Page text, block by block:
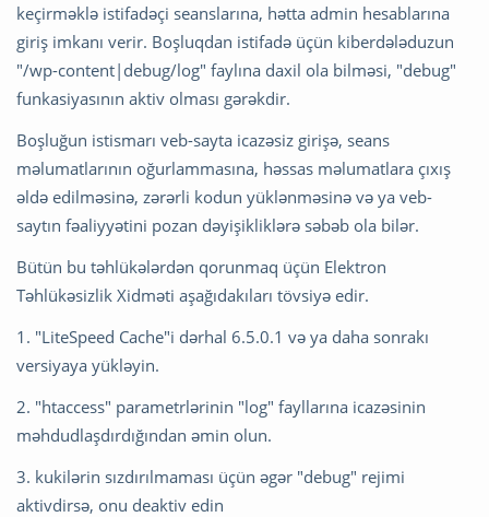
keçirməklə istifadəçi seanslarına, hətta admin hesablarına
giriş imkanı verir. Boşluqdan istifadə üçün kiberdələduzun
"/wp-content|debug/log" faylına daxil ola bilməsi, "debug"
funkasiyasının aktiv olması gərəkdir.
Boşluğun istismarı veb-sayta icazəsiz girişə, seans
məlumatlarının oğurlammasına, həssas məlumatlara çıxış
əldə edilməsinə, zərərli kodun yüklənməsinə və ya veb-
saytın fəaliyyətini pozan dəyişikliklərə səbəb ola bilər.
Bütün bu təhlükələrdən qorunmaq üçün Elektron
Təhlükəsizlik Xidməti aşağıdakıları tövsiyə edir.
1. "LiteSpeed Cache"i dərhal 6.5.0.1 və ya daha sonrakı
versiyaya yükləyin.
2. "htaccess" parametrlərinin "log" fayllarına icazəsinin
məhdudlaşdırdığından əmin olun.
3. kukilərin sızdırılmaması üçün əgər "debug" rejimi
aktivdirsə, onu deaktiv edin